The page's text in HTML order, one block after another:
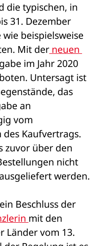
die typischen, in
31. Dezember
beispielsweise
Mit der neuen
im Jahr 2020
Untersagt ist
das
an
vom
Kaufvertrags.
zuvor über den
nicht
werden.
Beschluss der
mit den
Länder vom 13.